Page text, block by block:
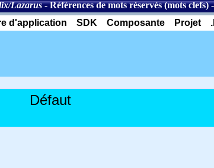
Lazarus-Références de mots réservés (mots clefs)-
d'application SDK Composante Projet
Défaut